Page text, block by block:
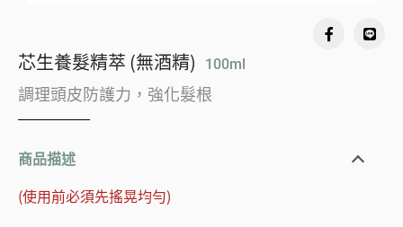
芯生養髮精萃 (無酒精) 100ml
調理頭皮防護力，強化髮根
商品描述
(使用前必須先搖晃均勻)